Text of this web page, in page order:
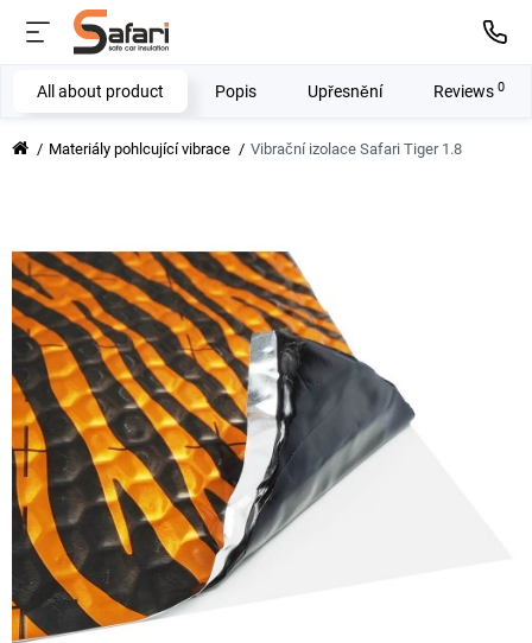
Materiály pohlcující vibrace Vibrační izolace Safari Tiger 1.8
All about product Popis Upřesnění Reviews 0